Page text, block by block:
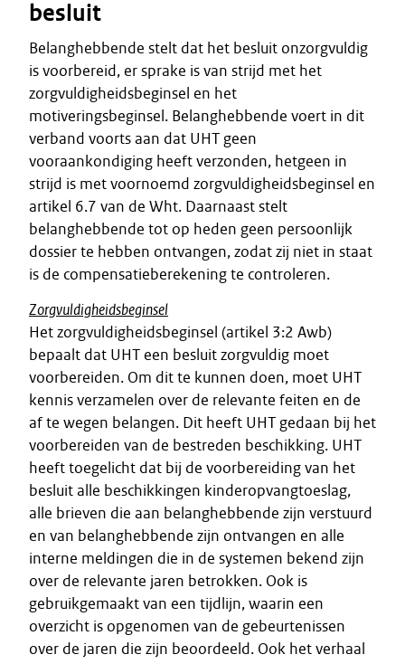
besluit
Belanghebbende stelt dat het besluit onzorgvuldig
is voorbereid, er sprake is van strijd met het
zorgvuldigheidsbeginsel en het
motiveringsbeginsel. Belanghebbende voert in dit
verband voorts aan dat UHT geen
vooraankondiging heeft verzonden, hetgeen in
strijd is met voornoemd zorgvuldigheidsbeginsel en
artikel 6.7 van de Wht. Daarnaast stelt
belanghebbende tot op heden geen persoonlijk
dossier te hebben ontvangen, zodat zij niet in staat
is de compensatieberekening te controleren.
Zorgvuldigheidsbeginsel
Het zorgvuldigheidsbeginsel (artikel 3:2 Awb)
bepaalt dat UHT een besluit zorgvuldig moet
voorbereiden. Om dit te kunnen doen, moet UHT
kennis verzamelen over de relevante feiten en de
af te wegen belangen. Dit heeft UHT gedaan bij het
voorbereiden van de bestreden beschikking. UHT
heeft toegelicht dat bij de voorbereiding van het
besluit alle beschikkingen kinderopvangtoeslag,
alle brieven die aan belanghebbende zijn verstuurd
en van belanghebbende zijn ontvangen en alle
interne meldingen die in de systemen bekend zijn
over de relevante jaren betrokken. Ook is
gebruikgemaakt van een tijdlijn, waarin een
overzicht is opgenomen van de gebeurtenissen
over de jaren die zijn beoordeeld. Ook het verhaal